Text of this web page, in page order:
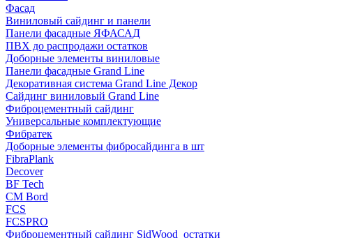
Фасад
Виниловый сайдинг и панели
Панели фасадные ЯФАСАД
ПВХ до распродажи остатков
Доборные элементы виниловые
Панели фасадные Grand Line
Декоративная система Grand Line Декор
Сайдинг виниловый Grand Line
Фиброцементный сайдинг
Универсальные комплектующие
Фибратек
Доборные элементы фибросайдинга в шт
FibraPlank
Decover
BF Tech
CM Bord
FCS
FCSPRO
Фиброцементный сайдинг SidWood_остатки